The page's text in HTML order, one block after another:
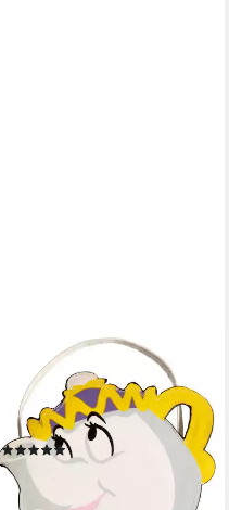
Handtasche Belle Tasche
Madame Pottine, Das perfekte
Accessoire für jedes Belle-
Kostüm!
(1)
17,59 €
lieferbar - in 2-3 Werktagen bei dir